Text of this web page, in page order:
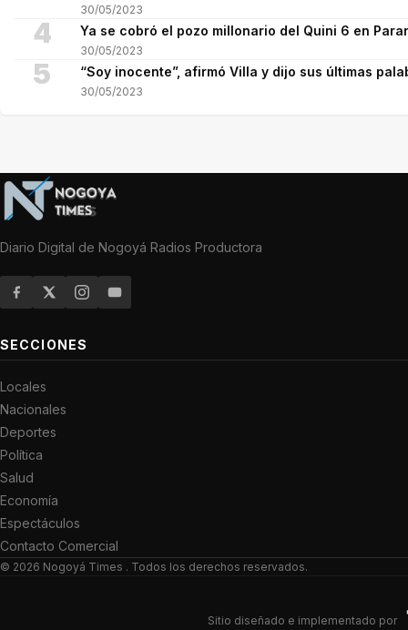
30/05/2023
4 Ya se cobró el pozo millonario del Quini 6 en
30/05/2023
5 “Soy inocente”, afirmó Villa y dijo sus últimas
30/05/2023
Diario Digital de Nogoyá Radios Productora
SECCIONES
Locales
Nacionales
Deportes
Política
Salud
Economía
Espectáculos
Contacto Comercial
© 2026 Nogoyá Times . Todos los derechos reservados.
Sitio diseñado e implementado por